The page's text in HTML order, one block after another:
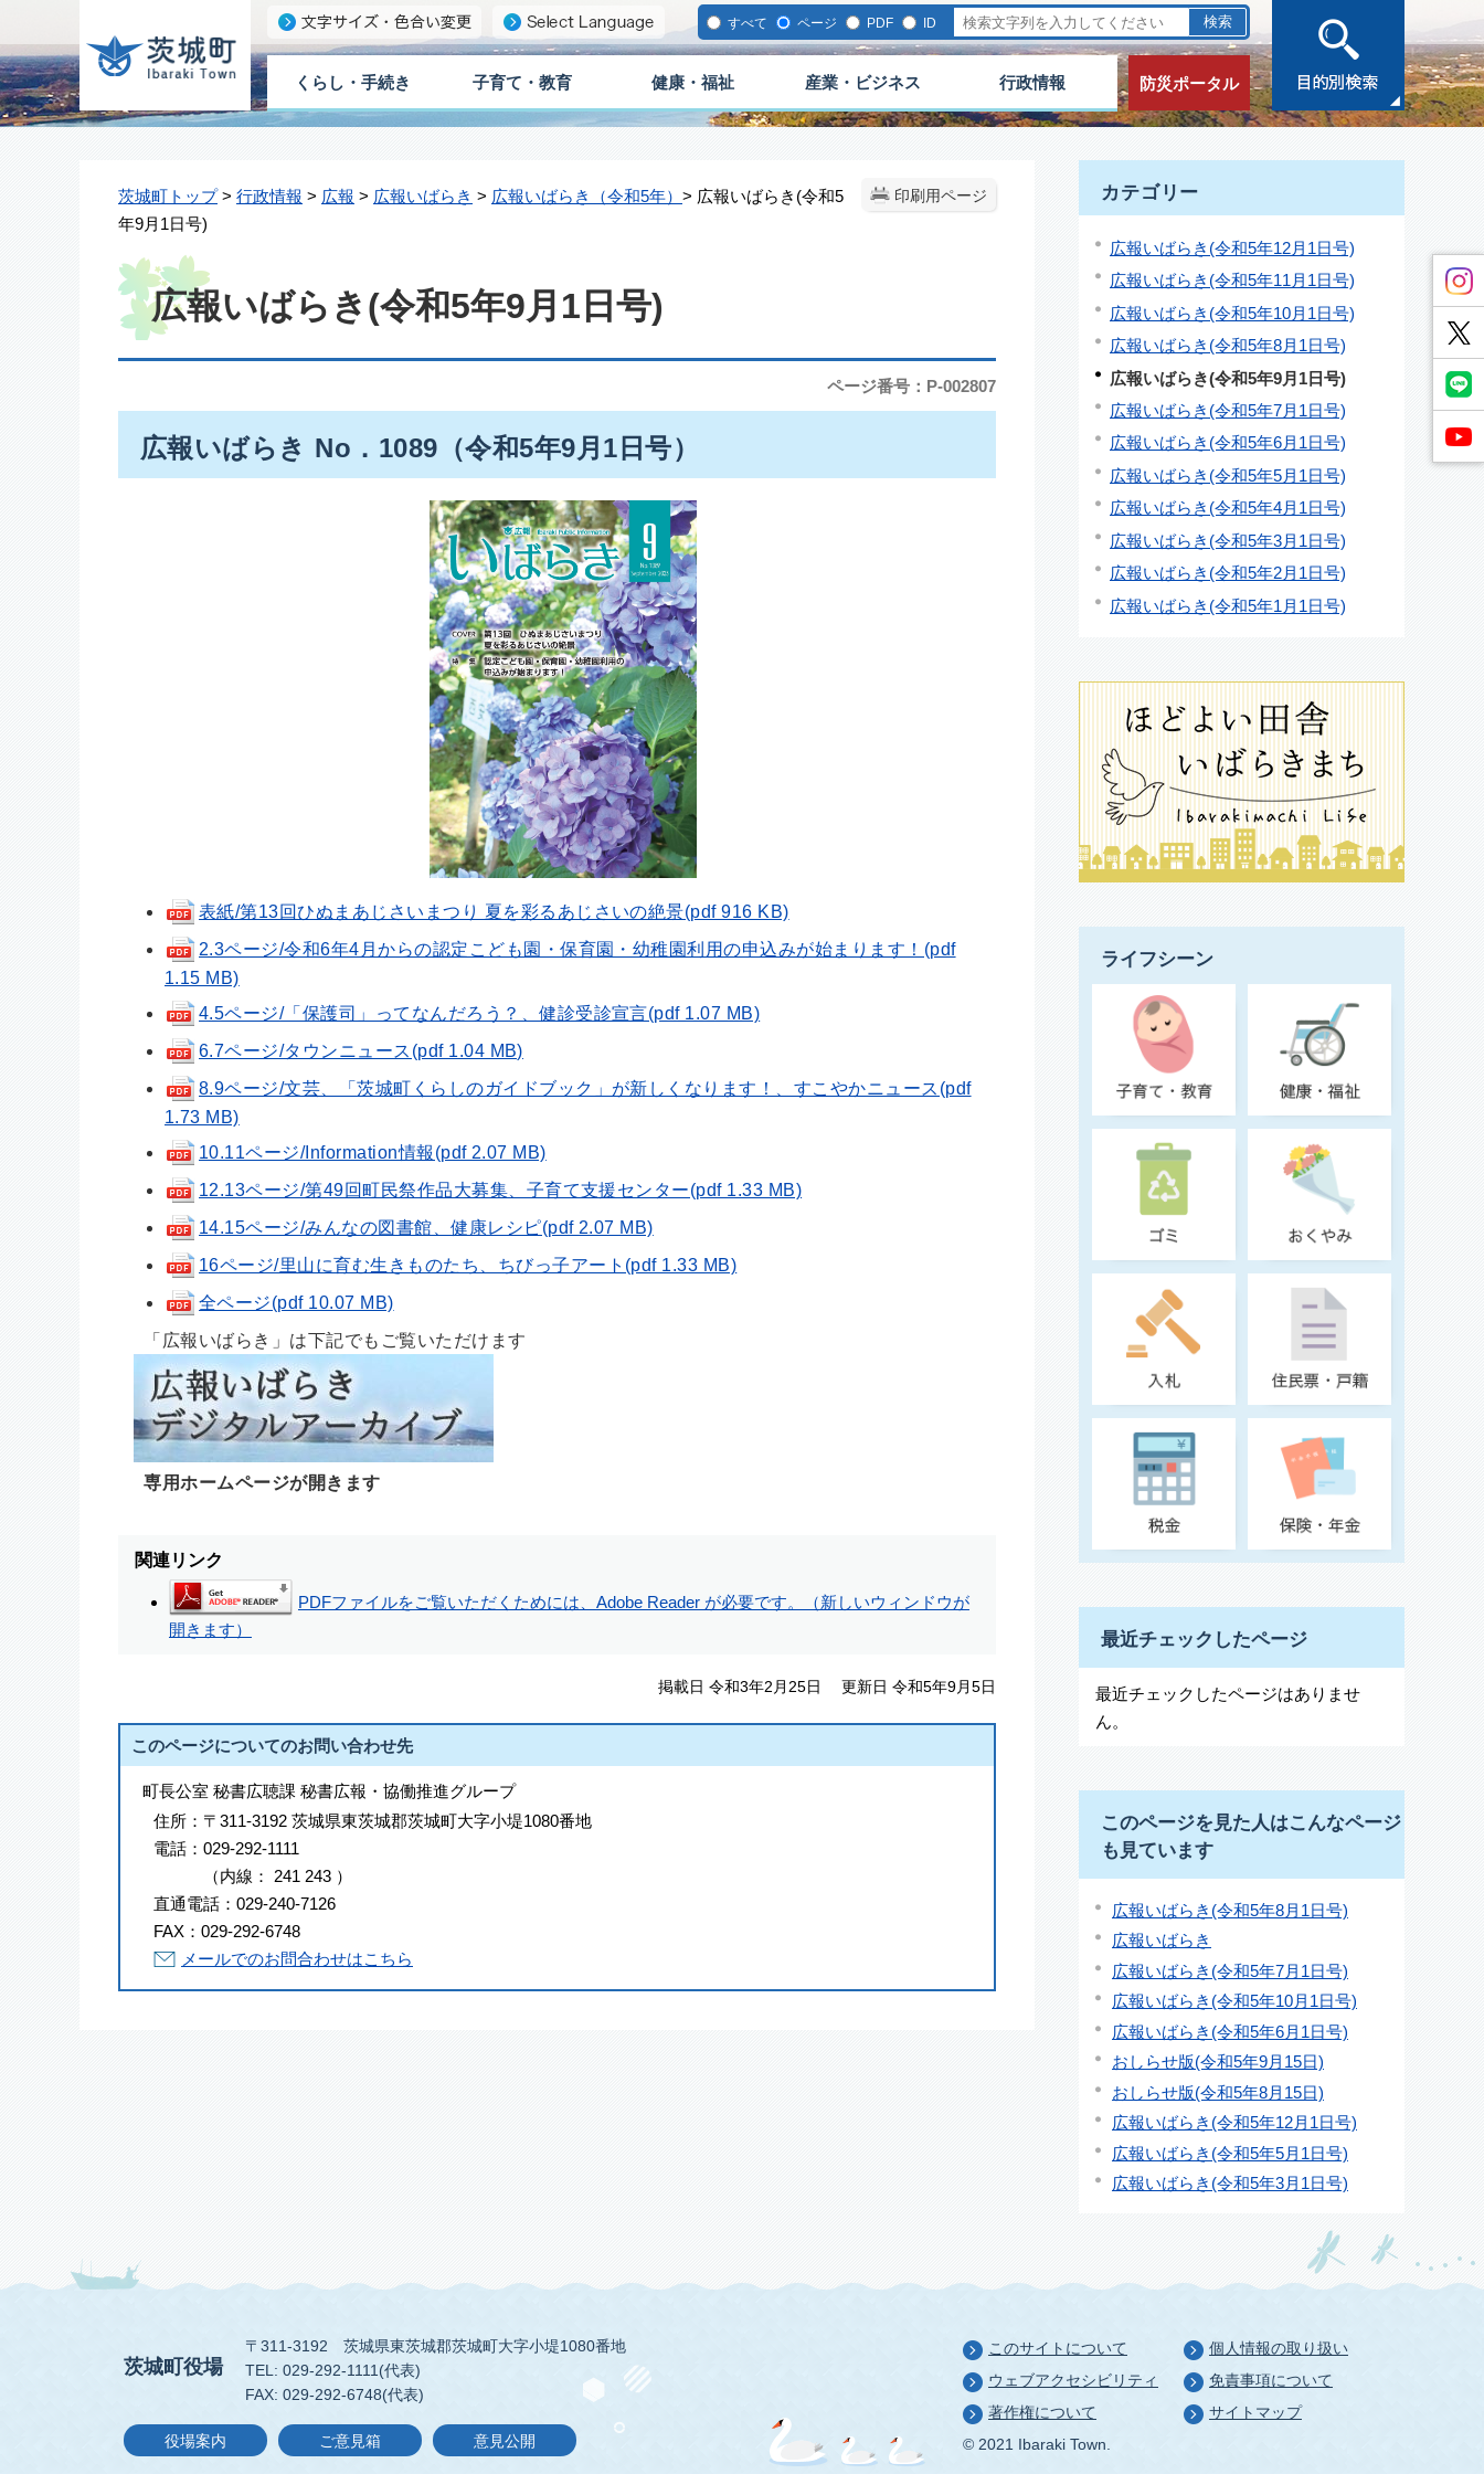
すべて ページ PDF ID
くらし・手続き 子育て・教育 健康・福祉 産業・ビジネス 行政情報 防災ポータル
印刷用ページ
茨城町トップ> 行政情報 > 広報 > 広報いばらき > 広報いばらき（令和5年） > 広報いばらき(令和5
年9月1日号)
広報いばらき(令和5年9月1日号)
ページ番号：P-002807
広報いばらき No．1089（令和5年9月1日号）
表紙/第13回ひぬまあじさいまつり 夏を彩るあじさいの絶景(pdf 916 KB)
2.3ページ/令和6年4月からの認定こども園・保育園・幼稚園利用の申込みが始まります！(pdf
1.15 MB)
4.5ページ/「保護司」ってなんだろう？、健診受診宣言(pdf 1.07 MB)
6.7ページ/タウンニュース(pdf 1.04 MB)
8.9ページ/文芸、「茨城町くらしのガイドブック」が新しくなります！、すこやかニュース(pdf
1.73 MB)
10.11ページ/Information情報(pdf 2.07 MB)
12.13ページ/第49回町民祭作品大募集、子育て支援センター(pdf 1.33 MB)
14.15ページ/みんなの図書館、健康レシピ(pdf 2.07 MB)
16ページ/里山に育む生きものたち、ちびっ子アート(pdf 1.33 MB)
全ページ(pdf 10.07 MB)
「広報いばらき」は下記でもご覧いただけます
専用ホームページが開きます
関連リンク
PDFファイルをご覧いただくためには、Adobe Reader が必要です。（新しいウィンドウが
開きます）
掲載日 令和3年2月25日 更新日 令和5年9月5日
このページについてのお問い合わせ先
町長公室 秘書広聴課 秘書広報・協働推進グループ
住所： 〒311-3192 茨城県東茨城郡茨城町大字小堤1080番地
電話： 029-292-1111
（内線 ： 241 243 ）
直通電話： 029-240-7126
FAX： 029-292-6748
メールでのお問合わせはこちら
カテゴリー
広報いばらき(令和5年12月1日号)
広報いばらき(令和5年11月1日号)
広報いばらき(令和5年10月1日号)
広報いばらき(令和5年8月1日号)
広報いばらき(令和5年9月1日号)
広報いばらき(令和5年7月1日号)
広報いばらき(令和5年6月1日号)
広報いばらき(令和5年5月1日号)
広報いばらき(令和5年4月1日号)
広報いばらき(令和5年3月1日号)
広報いばらき(令和5年2月1日号)
広報いばらき(令和5年1月1日号)
ライフシーン
最近チェックしたページ
最近チェックしたページはありませ
ん。
このページを見た人はこんなページ
も見ています
広報いばらき(令和5年8月1日号)
広報いばらき
広報いばらき(令和5年7月1日号)
広報いばらき(令和5年10月1日号)
広報いばらき(令和5年6月1日号)
おしらせ版(令和5年9月15日)
おしらせ版(令和5年8月15日)
広報いばらき(令和5年12月1日号)
広報いばらき(令和5年5月1日号)
広報いばらき(令和5年3月1日号)
茨城町役場
〒311-3192
茨城県東茨城郡茨城町大字小堤1080番地
TEL: 029-292-1111(代表)
FAX: 029-292-6748(代表)
役場案内 ご意見箱 意見公開
このサイトについて
個人情報の取り扱い
ウェブアクセシビリティ
免責事項について
著作権について
サイトマップ
© 2021 Ibaraki Town.